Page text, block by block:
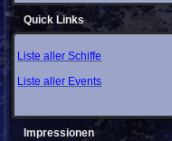
Quick Links
Liste aller Schiffe
Liste aller Events
Impressionen